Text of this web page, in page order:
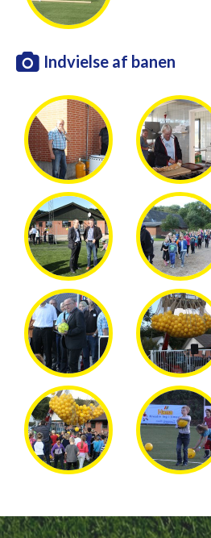
Indvielse af banen